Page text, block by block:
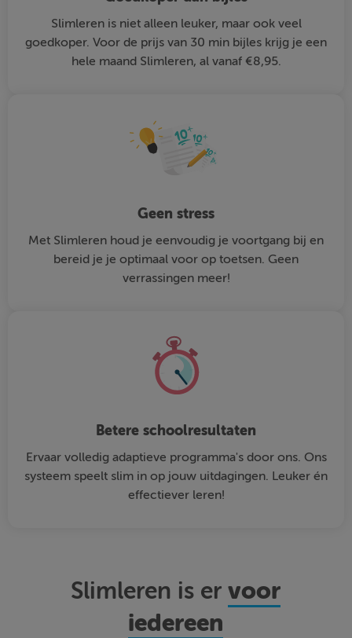
Slimleren is niet alleen leuker, maar ook veel
goedkoper. Voor de prijs van 30 min bijles krijg je een
hele maand Slimleren, al vanaf €8,95.
Geen stress
Met Slimleren houd je eenvoudig je voortgang bij en
bereid je je optimaal voor op toetsen. Geen
verrassingen meer!
Betere schoolresultaten
Ervaar volledig adaptieve programma's door ons. Ons
systeem speelt slim in op jouw uitdagingen. Leuker én
effectiever leren!
Slimleren is ervoor
iedereen